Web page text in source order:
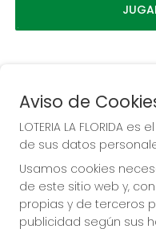
COMPRA
Aviso de
LOTERIA LA FLORIDA
de sus datos
Usamos cookies
de este sitio web y,
propias y de terceros
publicidad según sus